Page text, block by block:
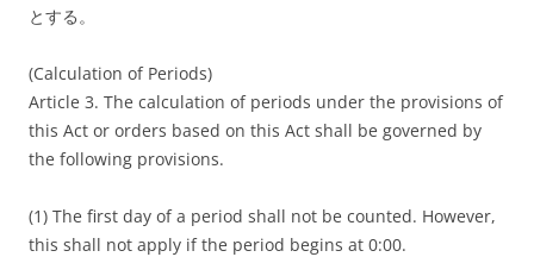
とする。
(Calculation of Periods)
Article 3. The calculation of periods under the provisions of
this Act or orders based on this Act shall be governed by
the following provisions.
(1) The first day of a period shall not be counted. However,
this shall not apply if the period begins at 0:00.